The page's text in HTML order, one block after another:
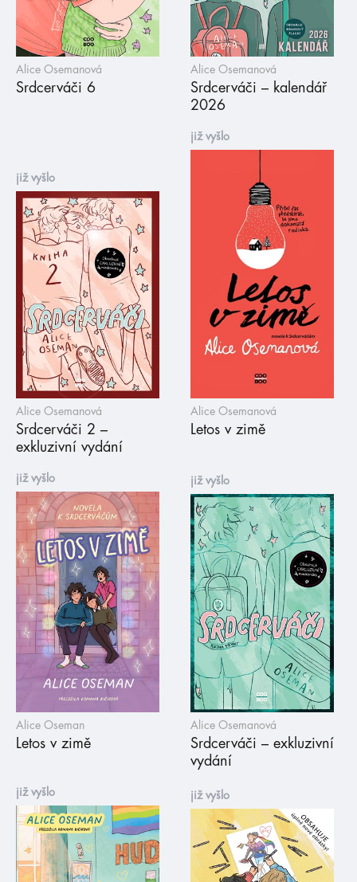
Alice Osemanová
Srdcerváči 6
Alice Osemanová
Srdcerváči – kalendář
2026
již vyšlo
Alice Osemanová
Srdcerváči 2 –
exkluzivní vydání
již vyšlo
Alice Osemanová
Letos v zimě
již vyšlo
Alice Oseman
Letos v zimě
již vyšlo
Alice Osemanová
Srdcerváči – exkluzivní
vydání
již vyšlo již vyšlo